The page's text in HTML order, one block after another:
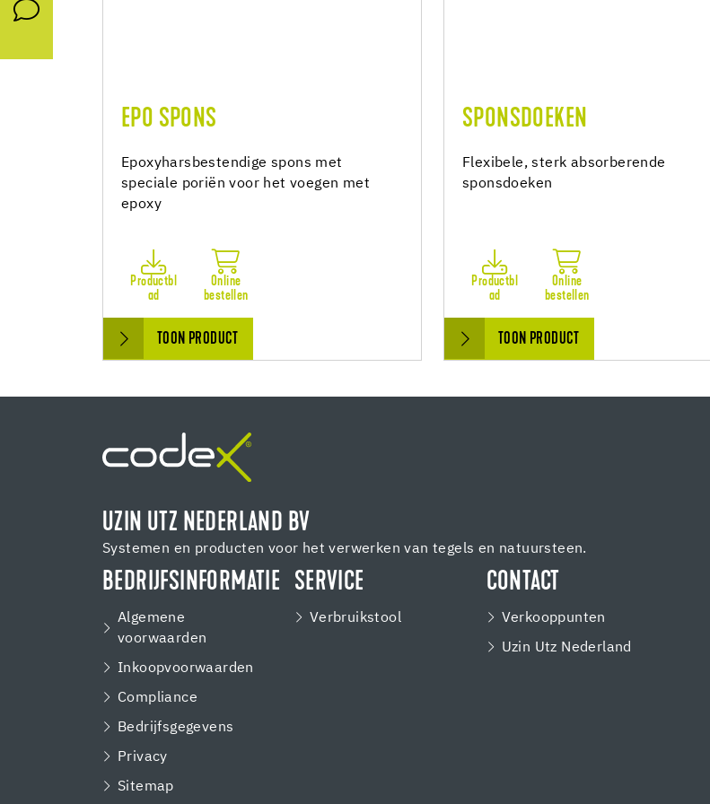
EPO SPONS
Epoxyharsbestendige spons met
speciale poriën voor het voegen met
epoxy
Productbl
ad
Online
bestellen
TOON PRODUCT
SPONSDOEKEN
Flexibele, sterk absorberende
sponsdoeken
Productbl
ad
Online
bestellen
TOON PRODUCT
UZIN UTZ NEDERLAND BV
Systemen en producten voor het verwerken van tegels en natuursteen.
BEDRIJFSINFORMATIE
Algemene
voorwaarden
Inkoopvoorwaarden
Compliance
Bedrijfsgegevens
Privacy
Sitemap
SERVICE
Verbruikstool
CONTACT
Verkooppunten
Uzin Utz Nederland